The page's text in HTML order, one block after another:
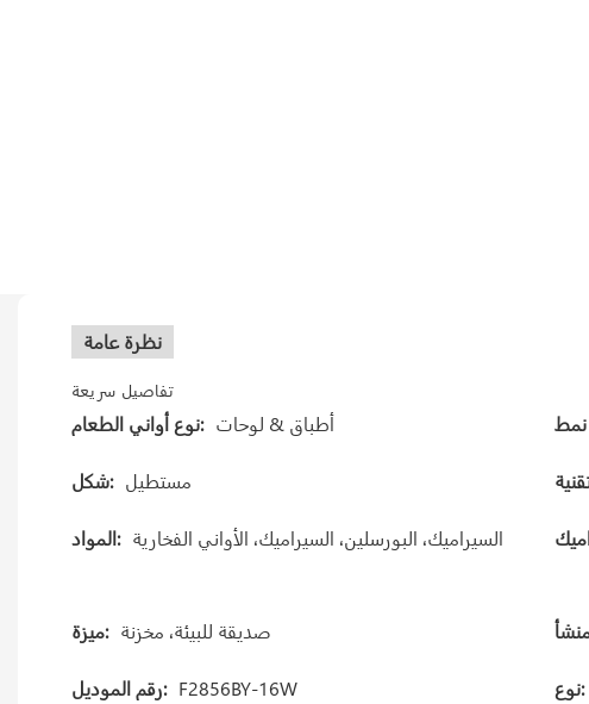
نظرة عامة
تفاصيل سريعة
نوع أواني الطعام: أطباق & لوحات
شكل: مستطيل
المواد: السيراميك، البورسلين، السيراميك، الأواني الفخارية
ميزة: صديقة للبيئة، مخزنة
رقم الموديل: F2856BY-16W نوع: